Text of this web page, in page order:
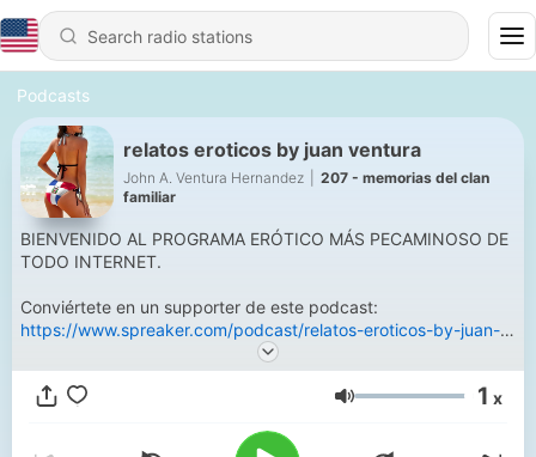
Podcasts
relatos eroticos by juan ventura
John A. Ventura Hernandez
207 - memorias del clan
familiar
BIENVENIDO AL PROGRAMA ERÓTICO MÁS PECAMINOSO DE
TODO INTERNET.
Conviértete en un supporter de este podcast:
https://www.spreaker.com/podcast/relatos-eroticos-by-juan-
Volume 1 x